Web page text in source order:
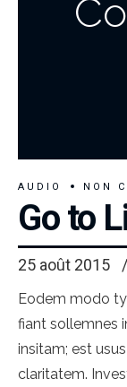
AUDIO NON
Go to
25 août 2015
Eodem modo
fiant sollemnes
insitam; est
claritatem.